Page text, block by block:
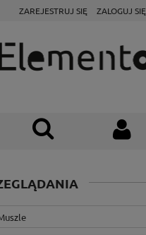
ZAREJESTRUJ SIĘ ZALOGUJ SIĘ